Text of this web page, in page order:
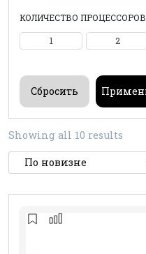
КОЛИЧЕСТВО ПРОЦЕССОРОВ
1 2
Showing all 10 results